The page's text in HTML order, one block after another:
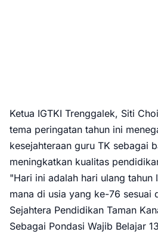
Ketua IGTKI Trenggalek, Siti
tema peringatan tahun ini
kesejahteraan guru TK sebagai
meningkatkan kualitas
"Hari ini adalah hari ulang tahun
mana di usia yang ke-76 sesuai
Sejahtera Pendidikan Taman
Sebagai Pondasi Wajib Belajar